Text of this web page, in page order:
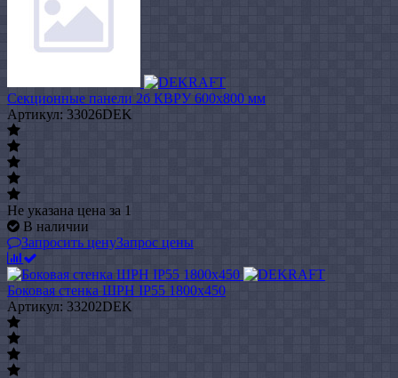
Секционные панели 2б КВРУ 600х800 мм
Артикул: 33026DEK
Не указана цена за 1
В наличии
Запросить ценуЗапрос цены
Боковая стенка ШРН IP55 1800х450
Артикул: 33202DEK